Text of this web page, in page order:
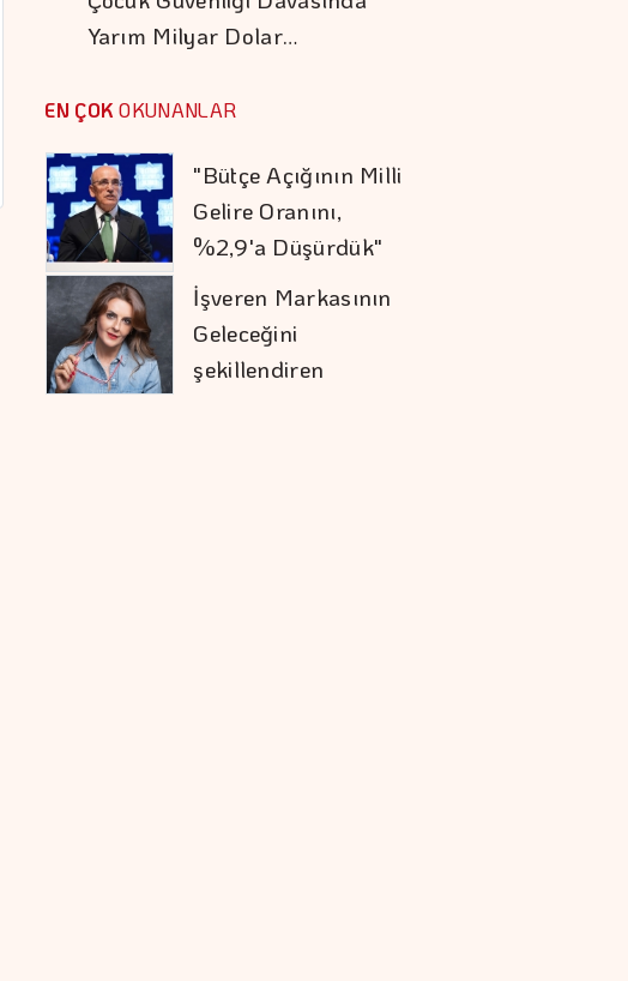
Yarım Milyar Dolar…
EN ÇOK OKUNANLAR
İlerliyor
Orman Yangınları İş
Haritasını
"Bütçe Açığının Milli
Gelire Oranını,
%2,9'a Düşürdük"
İşveren Markasının
Geleceğini
şekillendiren